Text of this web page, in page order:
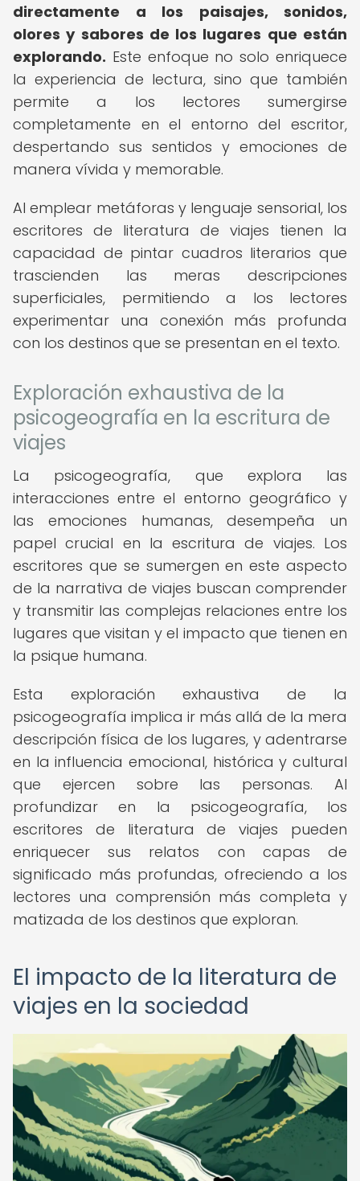
directamente a los paisajes, sonidos,
olores y sabores de los lugares que están
explorando. Este enfoque no solo enriquece
la experiencia de lectura, sino que también
permite a los lectores sumergirse
completamente en el entorno del escritor,
despertando sus sentidos y emociones de
manera vívida y memorable.
Al emplear metáforas y lenguaje sensorial, los
escritores de literatura de viajes tienen la
capacidad de pintar cuadros literarios que
trascienden las meras descripciones
superficiales, permitiendo a los lectores
experimentar una conexión más profunda
con los destinos que se presentan en el texto.
Exploración exhaustiva de la
psicogeografía en la escritura de
viajes
La psicogeografía, que explora las
interacciones entre el entorno geográfico y
las emociones humanas, desempeña un
papel crucial en la escritura de viajes. Los
escritores que se sumergen en este aspecto
de la narrativa de viajes buscan comprender
y transmitir las complejas relaciones entre los
lugares que visitan y el impacto que tienen en
la psique humana.
Esta exploración exhaustiva de la
psicogeografía implica ir más allá de la mera
descripción física de los lugares, y adentrarse
en la influencia emocional, histórica y cultural
que ejercen sobre las personas. Al
profundizar en la psicogeografía, los
escritores de literatura de viajes pueden
enriquecer sus relatos con capas de
significado más profundas, ofreciendo a los
lectores una comprensión más completa y
matizada de los destinos que exploran.
El impacto de la literatura de
viajes en la sociedad